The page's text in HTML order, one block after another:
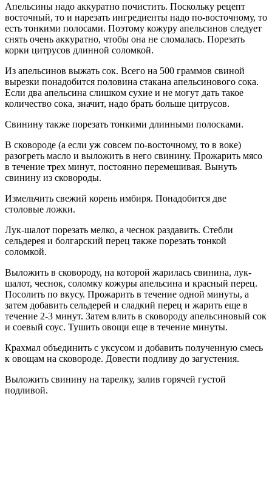
Апельсины надо аккуратно почистить. Поскольку рецепт
восточный, то и нарезать ингредиенты надо по-восточному, то
есть тонкими полосами. Поэтому кожуру апельсинов следует
снять очень аккуратно, чтобы она не сломалась. Порезать
корки цитрусов длинной соломкой.
Из апельсинов выжать сок. Всего на 500 граммов свиной
вырезки понадобится половина стакана апельсинового сока.
Если два апельсина слишком сухие и не могут дать такое
количество сока, значит, надо брать больше цитрусов.
Свинину также порезать тонкими длинными полосками.
В сковороде (а если уж совсем по-восточному, то в воке)
разогреть масло и выложить в него свинину. Прожарить мясо
в течение трех минут, постоянно перемешивая. Вынуть
свинину из сковороды.
Измельчить свежий корень имбиря. Понадобится две
столовые ложки.
Лук-шалот порезать мелко, а чеснок раздавить. Стебли
сельдерея и болгарский перец также порезать тонкой
соломкой.
Выложить в сковороду, на которой жарилась свинина, лук-
шалот, чеснок, соломку кожуры апельсина и красный перец.
Посолить по вкусу. Прожарить в течение одной минуты, а
затем добавить сельдерей и сладкий перец и жарить еще в
течение 2-3 минут. Затем влить в сковороду апельсиновый сок
и соевый соус. Тушить овощи еще в течение минуты.
Крахмал объединить с уксусом и добавить полученную смесь
к овощам на сковороде. Довести подливу до загустения.
Выложить свинину на тарелку, залив горячей густой
подливой.